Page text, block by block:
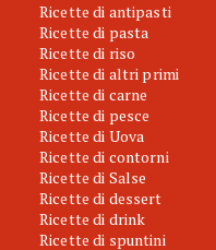
Ricette di antipasti
Ricette di pasta
Ricette di riso
Ricette di altri primi
Ricette di carne
Ricette di pesce
Ricette di Uova
Ricette di contorni
Ricette di Salse
Ricette di dessert
Ricette di drink
Ricette di spuntini